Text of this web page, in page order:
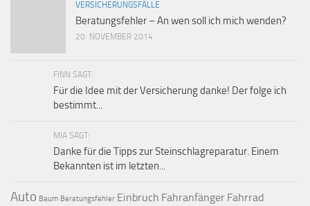
VERSICHERUNGSFÄLLE
Beratungsfehler – An wen soll ich mich wenden?
20. NOVEMBER 2014
FINN SAGT:
Für die Idee mit der Versicherung danke! Der folge ich
bestimmt...
MIA SAGT:
Danke für die Tipps zur Steinschlagreparatur. Einem
Bekannten ist im letzten...
Auto Baum Beratungsfehler Einbruch Fahranfänger Fahrrad